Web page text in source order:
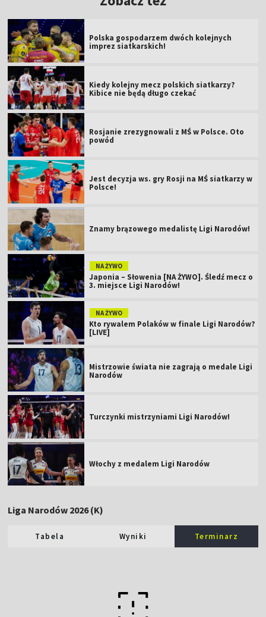
Polska gospodarzem dwóch kolejnych
imprez siatkarskich!
Kiedy kolejny mecz polskich siatkarzy?
Kibice nie będą długo czekać
Rosjanie zrezygnowali z MŚ w Polsce. Oto
powód
Jest decyzja ws. gry Rosji na MŚ siatkarzy w
Polsce!
Znamy brązowego medalistę Ligi Narodów!
NA ŻYWO
Japonia – Słowenia [NA ŻYWO]. Śledź mecz o
3. miejsce Ligi Narodów!
NA ŻYWO
Kto rywalem Polaków w finale Ligi Narodów?
[LIVE]
Mistrzowie świata nie zagrają o medale Ligi
Narodów
Turczynki mistrzyniami Ligi Narodów!
Włochy z medalem Ligi Narodów
Liga Narodów 2026 (K)
Tabela Wyniki Terminarz